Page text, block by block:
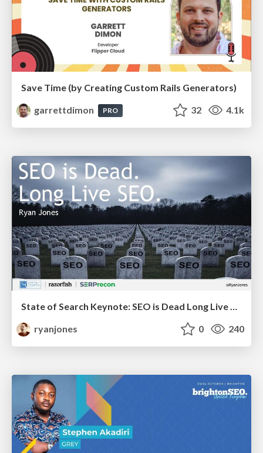
Save Time (by Creating Custom Rails Generators)
garrettdimon
PRO 32 4.1k
State of Search Keynote: SEO is Dead Long Live SEO
ryanjones
0 240